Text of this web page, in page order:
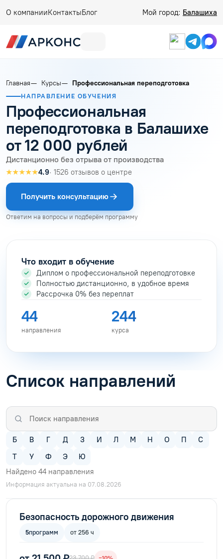
О компанииКонтактыБлог Мой город: Балашиха
Главная Курсы Профессиональная переподготовка
НАПРАВЛЕНИЕ ОБУЧЕНИЯ
Профессиональная
переподготовка в Балашихе
от 12 000 рублей
Дистанционно без отрыва от производства
★★★★★4.9· 1526 отзывов о центре
Получить консультацию
Ответим на вопросы и подберём программу
Что входит в обучение
Диплом о профессиональной переподготовке
Полностью дистанционно, в удобное время
Рассрочка 0% без переплат
44
направления
244
курса
Список направлений
Б В Г Д З И Л М Н О П
С
Т
У Ф Э
Ю
Найдено 44 направления
Информация актуальна на 07.08.2026
Безопасность дорожного движения
5программ от 256 ч